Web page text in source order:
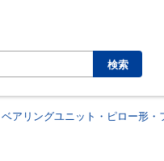
検索
ベアリングユニット・ピロー形・